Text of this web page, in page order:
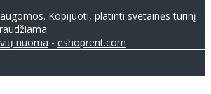
Kopijuoti, platinti svetainės turinį
nuoma - eshoprent.com